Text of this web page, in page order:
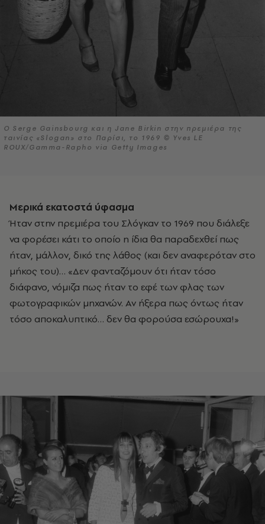
Ο Serge Gainsbourg και η Jane Birkin στην πρεμιέρα της
ταινίας «Slogan» στο Παρίσι, το 1969 © Yves LE
ROUX/Gamma-Rapho via Getty Images
Μερικά εκατοστά ύφασμα
Ήταν στην πρεμιέρα του Σλόγκαν το 1969 που διάλεξε
να φορέσει κάτι το οποίο η ίδια θα παραδεχθεί πως
ήταν, μάλλον, δικό της λάθος (και δεν αναφερόταν στο
μήκος του)… «Δεν φανταζόμουν ότι ήταν τόσο
διάφανο, νόμιζα πως ήταν το εφέ των φλας των
φωτογραφικών μηχανών. Αν ήξερα πως όντως ήταν
τόσο αποκαλυπτικό… δεν θα φορούσα εσώρουχα!»